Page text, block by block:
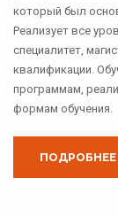
который был
Реализует все
специалитет,
квалификации.
программам,
формам обучения.
ПОДРОБНЕЕ